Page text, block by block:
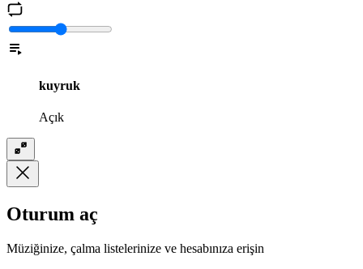
kuyruk
Açık
Oturum aç
Müziğinize, çalma listelerinize ve hesabınıza erişin